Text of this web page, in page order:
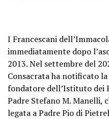
I Francescani
immediatamente dopo
2013. Nel settembre del
Consacrata ha notificato
fondatore dell’Istituto dei
Padre Stefano M. Manelli,
legata a Padre Pio di